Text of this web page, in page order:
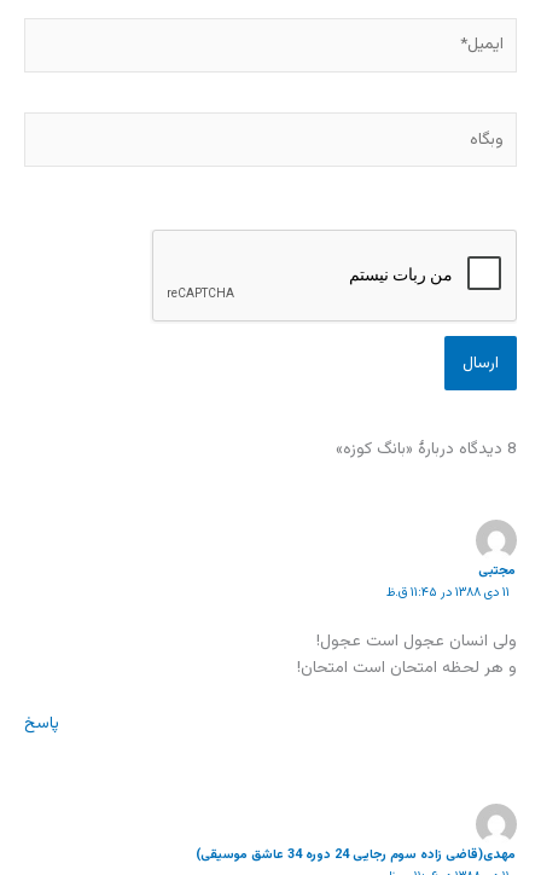
وبگاه
8 دیدگاه دربارهٔ «بانگ کوزه»
مجتبی
۱۱ دی ۱۳۸۸ در ۱۱:۴۵ ق.ظ
ولی انسان عجول است عجول!
و هر لحظه امتحان است امتحان!
پاسخ
مهدی(قاضی زاده سوم رجایی 24 دوره 34 عاشق موسیقی)